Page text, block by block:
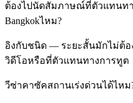
ต้องไปนัดสัมภาษณ์ที่ตัวแทนทาง
Bangkokไหม?
อิงกับชนิด — ระยะสั้นมักไม่ต้
วิดีโอหรือที่ตัวแทนทางการทูต
วีซ่าคาซัคสถานเร่งด่วนได้ไหม